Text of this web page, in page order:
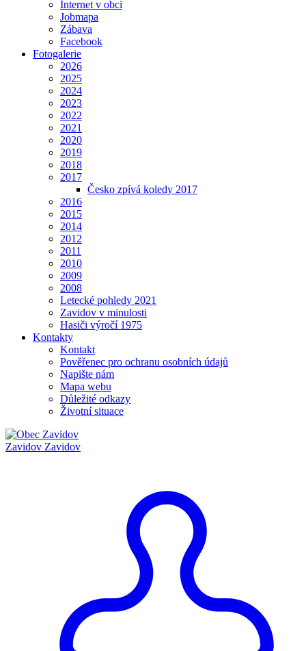
Internet v obci
Jobmapa
Zábava
Facebook
Fotogalerie
2026
2025
2024
2023
2022
2021
2020
2019
2018
2017
Česko zpívá koledy 2017
2016
2015
2014
2012
2011
2010
2009
2008
Letecké pohledy 2021
Zavidov v minulosti
Hasiči výročí 1975
Kontakty
Kontakt
Pověřenec pro ochranu osobních údajů
Napište nám
Mapa webu
Důležité odkazy
Životní situace
Zavidov Zavidov